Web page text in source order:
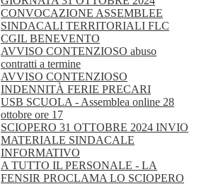
CONVOCAZIONE ASSEMBLEE
SINDACALI TERRITORIALI FLC
CGIL BENEVENTO
AVVISO CONTENZIOSO abuso
contratti a termine
AVVISO CONTENZIOSO
INDENNITÀ FERIE PRECARI
USB SCUOLA - Assemblea online 28
ottobre ore 17
SCIOPERO 31 OTTOBRE 2024 INVIO
MATERIALE SINDACALE
INFORMATIVO
A TUTTO IL PERSONALE - LA
FENSIR PROCLAMA LO SCIOPERO